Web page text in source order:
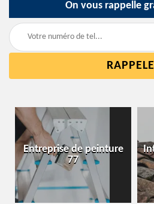
On vous rappelle
Entreprise de peinture
77